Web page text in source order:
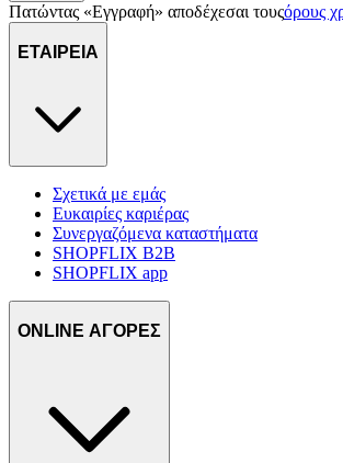
Πατώντας «Εγγραφή» αποδέχεσαι τουςόρους
ΕΤΑΙΡΕΙΑ
Σχετικά με εμάς
Ευκαιρίες καριέρας
Συνεργαζόμενα καταστήματα
SHOPFLIX B2B
SHOPFLIX app
ONLINE ΑΓΟΡΕΣ